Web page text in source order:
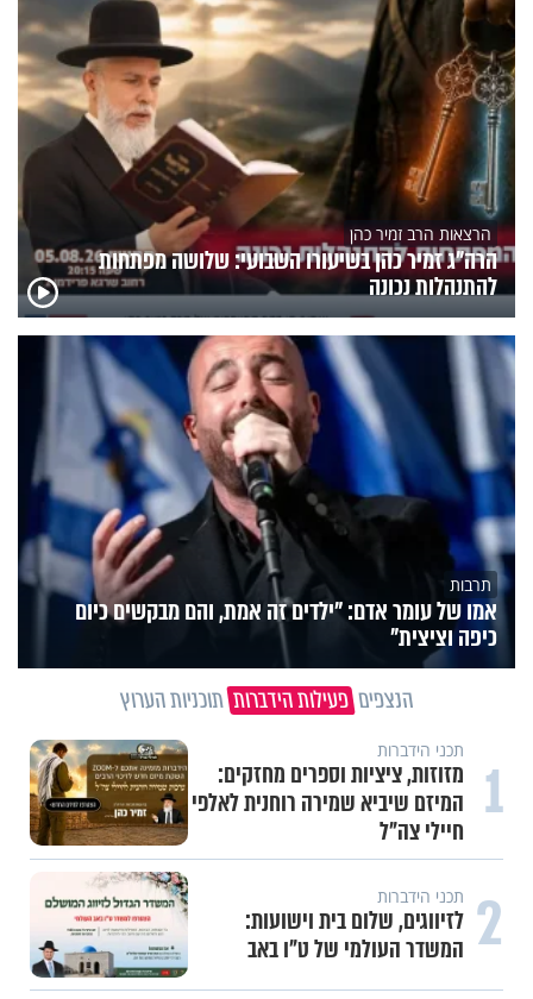
הרצאות הרב זמיר כהן
הרה"ג זמיר כהן בשיעורו השבועי: שלושה מפתחות
להתנהלות נכונה
תרבות
אמו של עומר אדם: "ילדים זה אמת, והם מבקשים כיום
כיפה וציצית"
הנצפים פעילות הידברות תוכניות הערוץ
1 תכני הידברות
מזוזות, ציציות וספרים מחזקים:
המיזם שיביא שמירה רוחנית לאלפי
חיילי צה"ל
2 תכני הידברות
לזיווגים, שלום בית וישועות:
המשדר העולמי של ט"ו באב